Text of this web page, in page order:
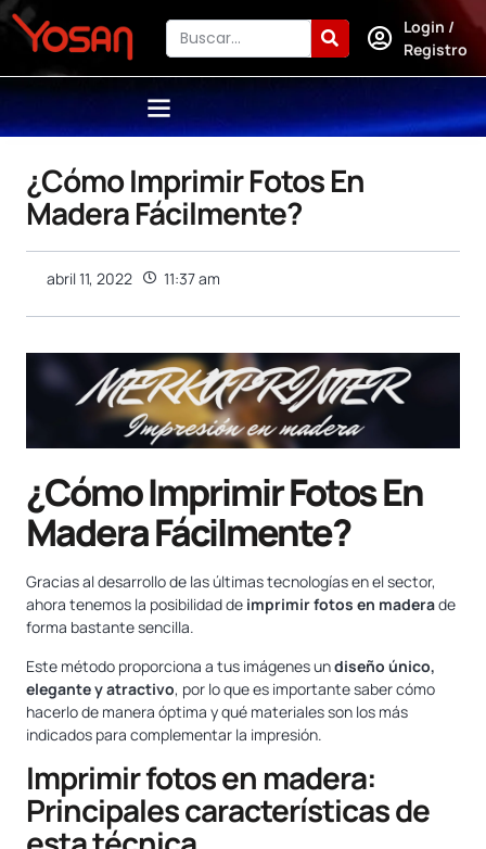
Login /
Registro
¿Cómo Imprimir Fotos En
Madera Fácilmente?
abril 11, 2022 11:37 am
¿Cómo Imprimir Fotos En
Madera Fácilmente?
Gracias al desarrollo de las últimas tecnologías en el sector,
ahora tenemos la posibilidad de imprimir fotos en maderade
forma bastante sencilla.
Este método proporciona a tus imágenes undiseño único,
elegante y atractivo, por lo que es importante saber cómo
hacerlo de manera óptima y qué materiales son los más
indicados para complementar la impresión.
Imprimir fotos en madera:
Principales características de